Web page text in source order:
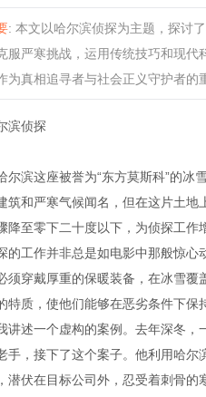
: 本文以哈尔滨侦探为主题，探讨
服严寒挑战，运用传统技巧和现
为真相追寻者与社会正义守护者的
滨侦探
尔滨这座被誉为“东方莫斯科”的
筑和严寒气候闻名，但在这片土地
降至零下二十度以下，为侦探工作
的工作并非总是如电影中那般惊心
须穿戴厚重的保暖装备，在冰雪
特质，使他们能够在恶劣条件下保
讲述一个虚构的案例。去年深冬
手，接下了这个案子。他利用哈
潜伏在目标公司外，忍受着刺骨的